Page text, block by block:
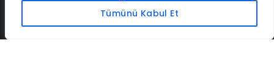
Tümünü Kabul Et